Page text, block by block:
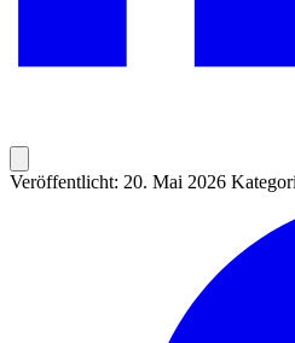
Veröffentlicht: 20. Mai 2026